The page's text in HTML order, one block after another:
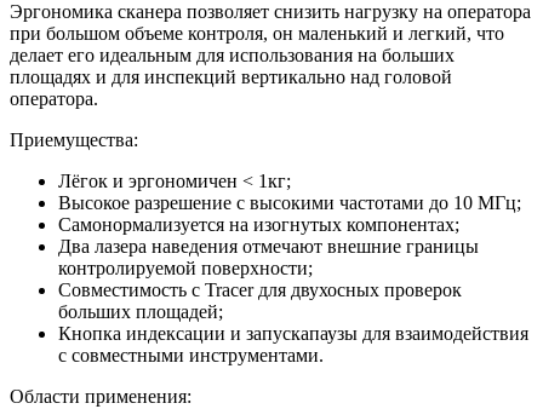
Эргономика сканера позволяет снизить нагрузку на оператора
при большом объеме контроля, он маленький и легкий, что
делает его идеальным для использования на больших
площадях и для инспекций вертикально над головой
оператора.
Приемущества:
Лёгок и эргономичен < 1кг;
Высокое разрешение с высокими частотами до 10 МГц;
Самонормализуется на изогнутых компонентах;
Два лазера наведения отмечают внешние границы
контролируемой поверхности;
Совместимость с Tracer для двухосных проверок
больших площадей;
Кнопка индексации и запускапаузы для взаимодействия
с совместными инструментами.
Области применения: